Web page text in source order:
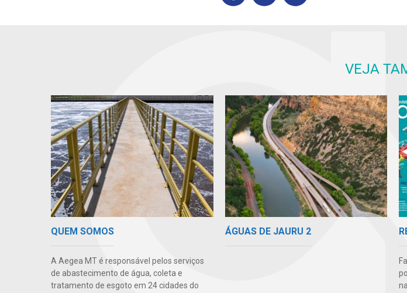
VEJA
QUEM SOMOS
A Aegea MT é responsável pelos serviços
de abastecimento de água, coleta e
tratamento de esgoto em 24 cidades do
ÁGUAS DE JAURU 2